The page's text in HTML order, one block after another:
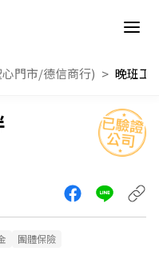
門市/德信商行) 晚班工
團體保險